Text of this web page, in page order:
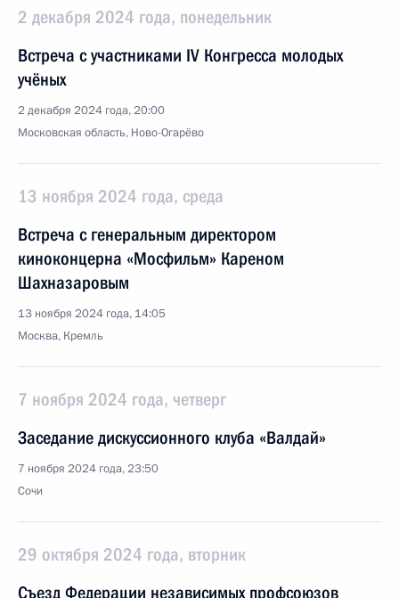
2 декабря 2024 года, понедельник
Встреча с участниками IV Конгресса молодых
учёных
2 декабря 2024 года, 20:00
Московская область, Ново-Огарёво
13 ноября 2024 года, среда
Встреча с генеральным директором
киноконцерна «Мосфильм» Кареном
Шахназаровым
13 ноября 2024 года, 14:05
Москва, Кремль
7 ноября 2024 года, четверг
Заседание дискуссионного клуба «Валдай»
7 ноября 2024 года, 23:50
Сочи
29 октября 2024 года, вторник
Съезд Федерации независимых профсоюзов